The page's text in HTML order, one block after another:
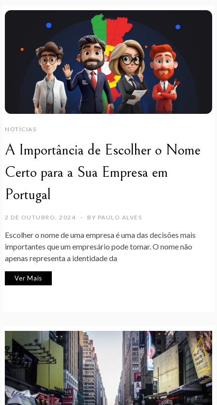
NOTÍCIAS
A Importância de Escolher o Nome
Certo para a Sua Empresa em
Portugal
2 DE OUTUBRO, 2024 BY PAULO ALVES
Escolher o nome de uma empresa é uma das decisões mais
importantes que um empresário pode tomar. O nome não
apenas representa a identidade da
Ver Mais